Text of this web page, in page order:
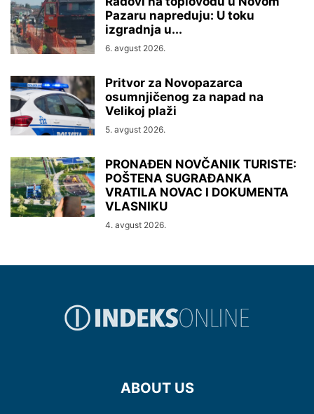
Pazaru napreduju: U toku
izgradnja u...
6. avgust 2026.
Pritvor za Novopazarca
osumnjičenog za napad na
Velikoj plaži
5. avgust 2026.
PRONAĐEN NOVČANIK TURISTE:
POŠTENA SUGRAĐANKA
VRATILA NOVAC I DOKUMENTA
VLASNIKU
4. avgust 2026.
ABOUT US